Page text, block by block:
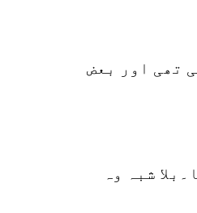
تھی اور بعض
شبہ وہ